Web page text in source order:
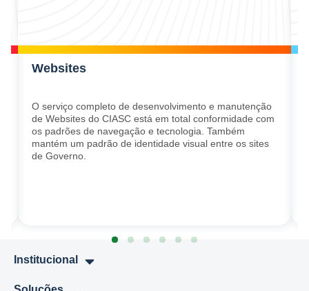
Websites
O serviço completo de desenvolvimento e manutenção
de Websites do CIASC está em total conformidade com
os padrões de navegação e tecnologia. Também
mantém um padrão de identidade visual entre os sites
de Governo.
Institucional